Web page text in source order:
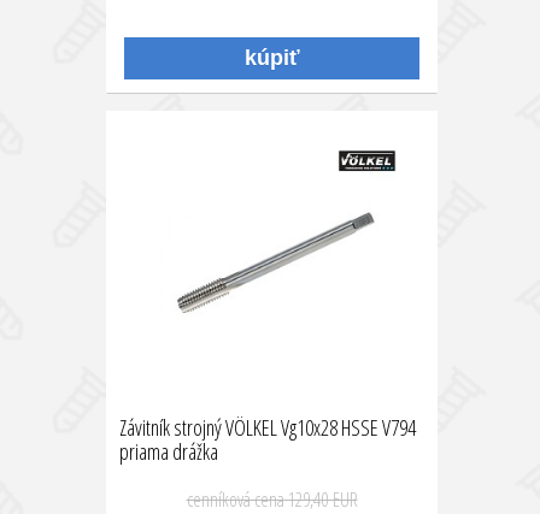
Závitník strojný VÖLKEL Vg10x28 HSSE V794
priama drážka
cenníková cena129,40 EUR